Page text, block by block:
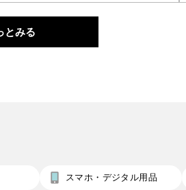
とみる
スマホ・デジタル用品